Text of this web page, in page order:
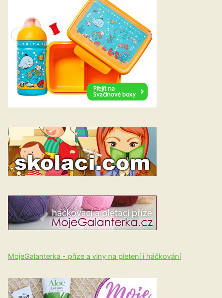
MojeGalanterka - příze a vlny na pletení i háčkování